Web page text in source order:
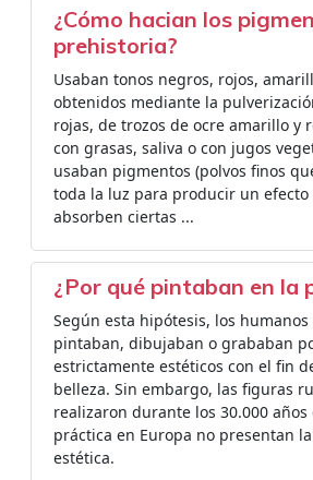
¿Cómo hacian los
prehistoria?
Usaban tonos negros, rojos,
obtenidos mediante la
rojas, de trozos de ocre amarillo y
con grasas, saliva o con jugos
usaban pigmentos (polvos finos
toda la luz para producir un efecto
absorben ciertas ...
¿Por qué pintaban en la
Según esta hipótesis, los
pintaban, dibujaban o grababan
estrictamente estéticos con el fin
belleza. Sin embargo, las figuras
realizaron durante los 30.000
práctica en Europa no presentan
estética.